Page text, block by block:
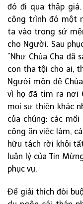
đó đi qua thập giá.
công trình đó một
ta vào trong sứ
cho Người. Sau
”Như Chúa Cha đã
con tha tội cho ai,
Người môn đệ
vì họ đã tìm ra nơi
mọi sự thiện khác
của chúng: các
công ăn việc làm,
hữu tách rời khỏi
luận lý của Tin
phục vụ.
Để giải thích đòi